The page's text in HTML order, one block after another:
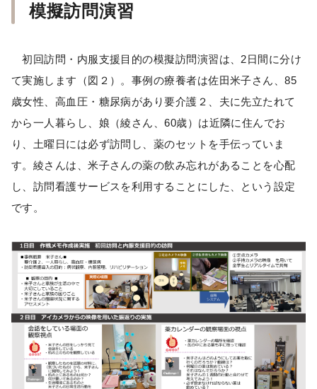
模擬訪問演習
初回訪問・内服支援目的の模擬訪問演習は、2日間に分け
て実施します（図２）。事例の療養者は佐田米子さん、85
歳女性、高血圧・糖尿病があり要介護２、夫に先立たれて
から一人暮らし、娘（綾さん、60歳）は近隣に住んでお
り、土曜日には必ず訪問し、薬のセットを手伝っていま
す。綾さんは、米子さんの薬の飲み忘れがあることを心配
し、訪問看護サービスを利用することにした、という設定
です。